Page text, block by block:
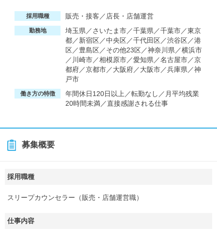
採用職種 販売・接客／店長・店舗運営
勤務地
埼玉県／さいたま市／千葉県／千葉市／東京
都／新宿区／中央区／千代田区／渋谷区／港
区／豊島区／その他23区／神奈川県／横浜市
／川崎市／相模原市／愛知県／名古屋市／京
都府／京都市／大阪府／大阪市／兵庫県／神
戸市
働き方の特徴
年間休日120日以上／転勤なし／月平均残業
20時間未満／直接感謝される仕事
募集概要
採用職種
スリープカウンセラー（販売・店舗運営職）
仕事内容